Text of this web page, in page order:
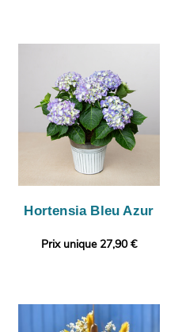
Hortensia Bleu Azur
Prix unique 27,90 €